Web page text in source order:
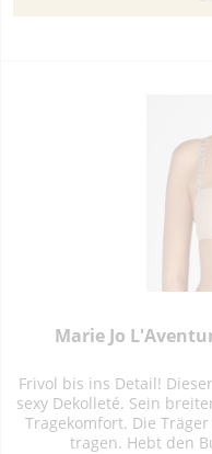
Marie Jo
Frivol bis ins Detail!
sexy Dekolleté. Sein
Tragekomfort. Die
tragen. Hebt den